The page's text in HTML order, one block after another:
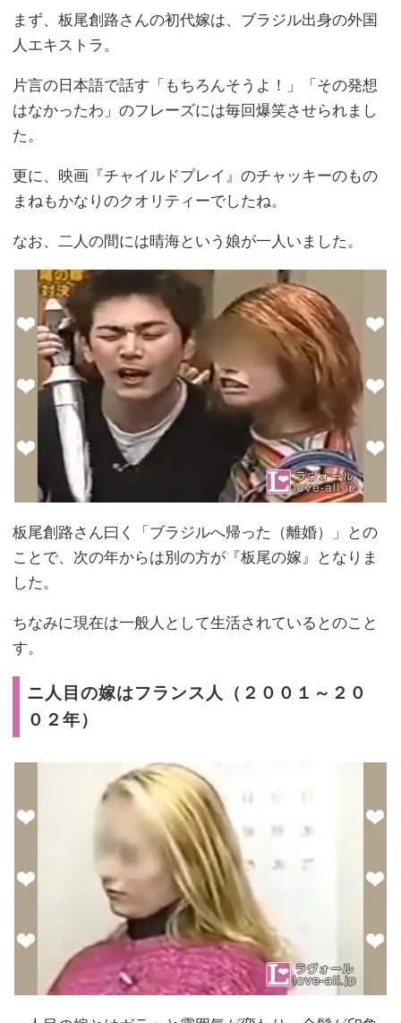
まず、板尾創路さんの初代嫁は、ブラジル出身の外国
人エキストラ。
片言の日本語で話す「もちろんそうよ！」「その発想
はなかったわ」のフレーズには毎回爆笑させられまし
た。
更に、映画『チャイルドプレイ』のチャッキーのもの
まねもかなりのクオリティーでしたね。
なお、二人の間には晴海という娘が一人いました。
板尾創路さん曰く「ブラジルへ帰った（離婚）」との
ことで、次の年からは別の方が『板尾の嫁』となりま
した。
ちなみに現在は一般人として生活されているとのこと
す。
ニ人目の嫁はフランス人（２００１～２０
０２年）